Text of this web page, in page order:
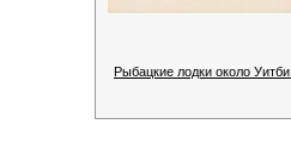
Рыбацкие лодки около Уитби.